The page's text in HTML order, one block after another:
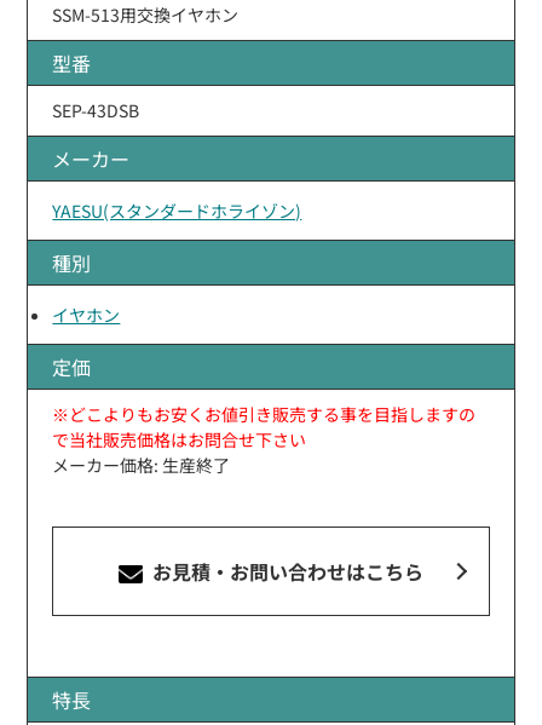
SSM-513用交換イヤホン
型番
SEP-43DSB
メーカー
YAESU(スタンダードホライゾン)
種別
イヤホン
定価
※どこよりもお安くお値引き販売する事を目指しますの
で当社販売価格はお問合せ下さい
メーカー価格: 生産終了
お見積・お問い合わせはこちら
特長